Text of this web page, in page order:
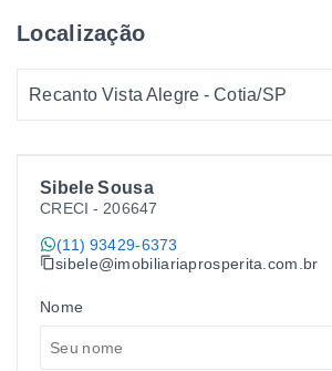
Sibele Sousa
CRECI - 206647
(11) 93429-6373
sibele@imobiliariaprosperita.com.br
Nome
Localização
Recanto Vista Alegre - Cotia/SP